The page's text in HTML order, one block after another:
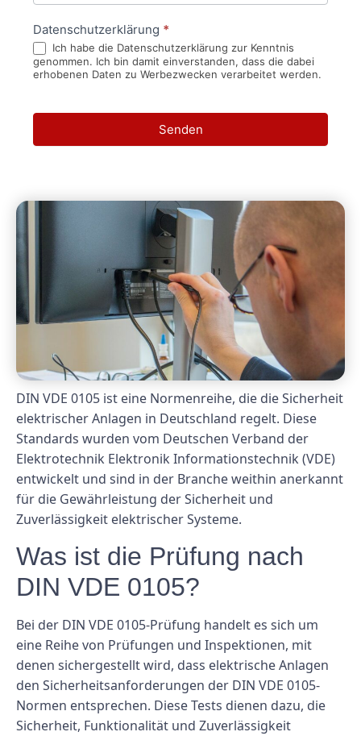
Datenschutzerklärung *
Ich habe die Datenschutzerklärung zur Kenntnis
genommen. Ich bin damit einverstanden, dass die dabei
erhobenen Daten zu Werbezwecken verarbeitet werden.
Senden
DIN VDE 0105 ist eine Normenreihe, die die Sicherheit
elektrischer Anlagen in Deutschland regelt. Diese
Standards wurden vom Deutschen Verband der
Elektrotechnik Elektronik Informationstechnik (VDE)
entwickelt und sind in der Branche weithin anerkannt
für die Gewährleistung der Sicherheit und
Zuverlässigkeit elektrischer Systeme.
Was ist die Prüfung nach
DIN VDE 0105?
Bei der DIN VDE 0105-Prüfung handelt es sich um
eine Reihe von Prüfungen und Inspektionen, mit
denen sichergestellt wird, dass elektrische Anlagen
den Sicherheitsanforderungen der DIN VDE 0105-
Normen entsprechen. Diese Tests dienen dazu, die
Sicherheit, Funktionalität und Zuverlässigkeit